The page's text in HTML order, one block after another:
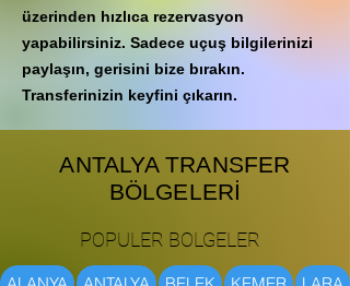
üzerinden hızlıca rezervasyon
yapabilirsiniz. Sadece uçuş bilgilerinizi
paylaşın, gerisini bize bırakın.
Transferinizin keyfini çıkarın.
ANTALYA TRANSFER
BÖLGELERİ
POPULER BOLGELER